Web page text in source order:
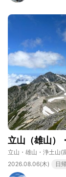
立山（雄山）
立山・雄山・浄土山(
2026.08.06(木)
日